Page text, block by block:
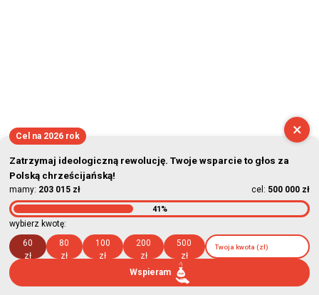
×
Cel na 2026 rok
Zatrzymaj ideologiczną rewolucję. Twoje wsparcie to głos za
Polską chrześcijańską!
mamy: 203 015 zł cel: 500 000 zł
41%
wybierz kwotę:
60
zł
80
zł
100
zł
200
zł
500
zł
Wspieram